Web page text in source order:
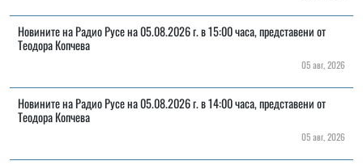
Новините на Радио Русе на 05.08.2026 г. в 15:00 часа, представени от
Теодора Копчева
05 авг, 2026
Новините на Радио Русе на 05.08.2026 г. в 14:00 часа, представени от
Теодора Копчева
05 авг, 2026